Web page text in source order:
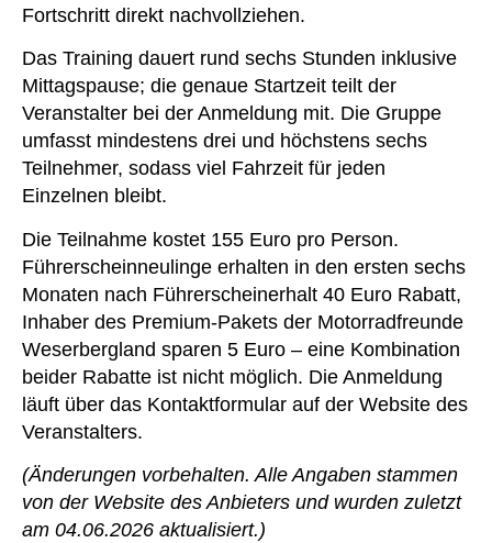
Fortschritt direkt nachvollziehen.
Das Training dauert rund sechs Stunden inklusive
Mittagspause; die genaue Startzeit teilt der
Veranstalter bei der Anmeldung mit. Die Gruppe
umfasst mindestens drei und höchstens sechs
Teilnehmer, sodass viel Fahrzeit für jeden
Einzelnen bleibt.
Die Teilnahme kostet 155 Euro pro Person.
Führerscheinneulinge erhalten in den ersten sechs
Monaten nach Führerscheinerhalt 40 Euro Rabatt,
Inhaber des Premium-Pakets der Motorradfreunde
Weserbergland sparen 5 Euro – eine Kombination
beider Rabatte ist nicht möglich. Die Anmeldung
läuft über das Kontaktformular auf der Website des
Veranstalters.
(Änderungen vorbehalten. Alle Angaben stammen
von der Website des Anbieters und wurden zuletzt
am 04.06.2026 aktualisiert.)